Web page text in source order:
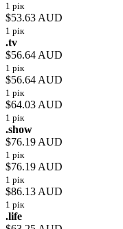
1 рік
$53.63 AUD
1 рік
.tv
$56.64 AUD
1 рік
$56.64 AUD
1 рік
$64.03 AUD
1 рік
.show
$76.19 AUD
1 рік
$76.19 AUD
1 рік
$86.13 AUD
1 рік
.life